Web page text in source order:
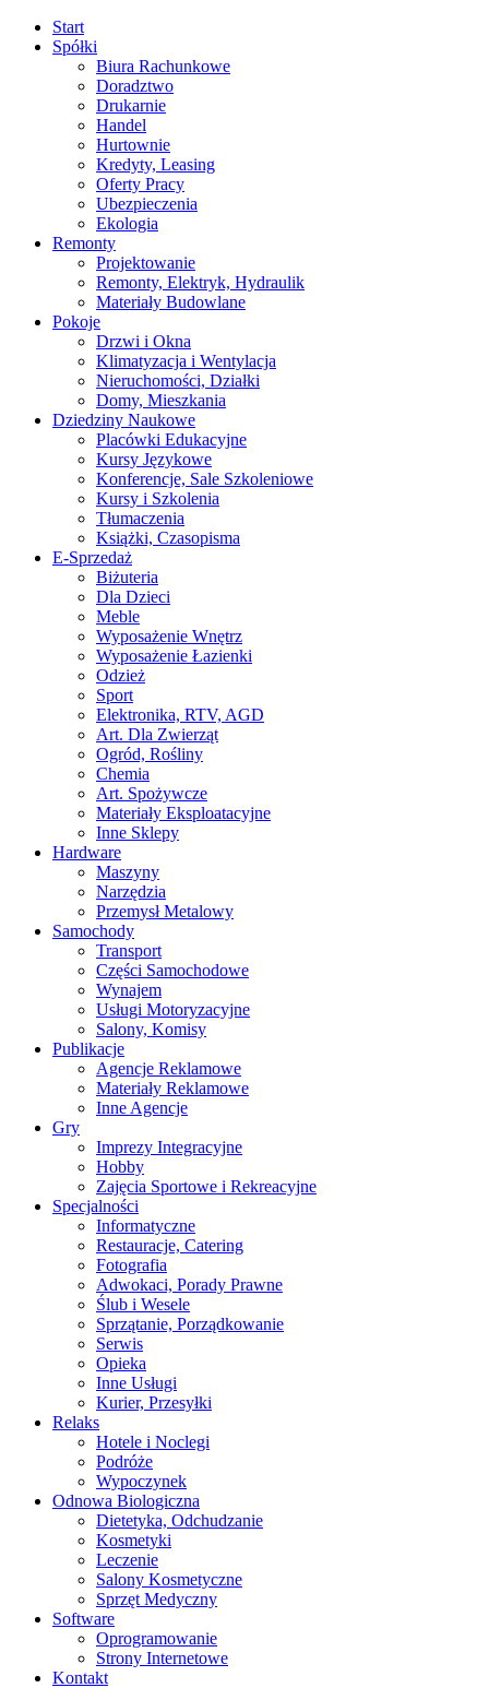
Start
Spółki
Biura Rachunkowe
Doradztwo
Drukarnie
Handel
Hurtownie
Kredyty, Leasing
Oferty Pracy
Ubezpieczenia
Ekologia
Remonty
Projektowanie
Remonty, Elektryk, Hydraulik
Materiały Budowlane
Pokoje
Drzwi i Okna
Klimatyzacja i Wentylacja
Nieruchomości, Działki
Domy, Mieszkania
Dziedziny Naukowe
Placówki Edukacyjne
Kursy Językowe
Konferencje, Sale Szkoleniowe
Kursy i Szkolenia
Tłumaczenia
Książki, Czasopisma
E-Sprzedaż
Biżuteria
Dla Dzieci
Meble
Wyposażenie Wnętrz
Wyposażenie Łazienki
Odzież
Sport
Elektronika, RTV, AGD
Art. Dla Zwierząt
Ogród, Rośliny
Chemia
Art. Spożywcze
Materiały Eksploatacyjne
Inne Sklepy
Hardware
Maszyny
Narzędzia
Przemysł Metalowy
Samochody
Transport
Części Samochodowe
Wynajem
Usługi Motoryzacyjne
Salony, Komisy
Publikacje
Agencje Reklamowe
Materiały Reklamowe
Inne Agencje
Gry
Imprezy Integracyjne
Hobby
Zajęcia Sportowe i Rekreacyjne
Specjalności
Informatyczne
Restauracje, Catering
Fotografia
Adwokaci, Porady Prawne
Ślub i Wesele
Sprzątanie, Porządkowanie
Serwis
Opieka
Inne Usługi
Kurier, Przesyłki
Relaks
Hotele i Noclegi
Podróże
Wypoczynek
Odnowa Biologiczna
Dietetyka, Odchudzanie
Kosmetyki
Leczenie
Salony Kosmetyczne
Sprzęt Medyczny
Software
Oprogramowanie
Strony Internetowe
Kontakt